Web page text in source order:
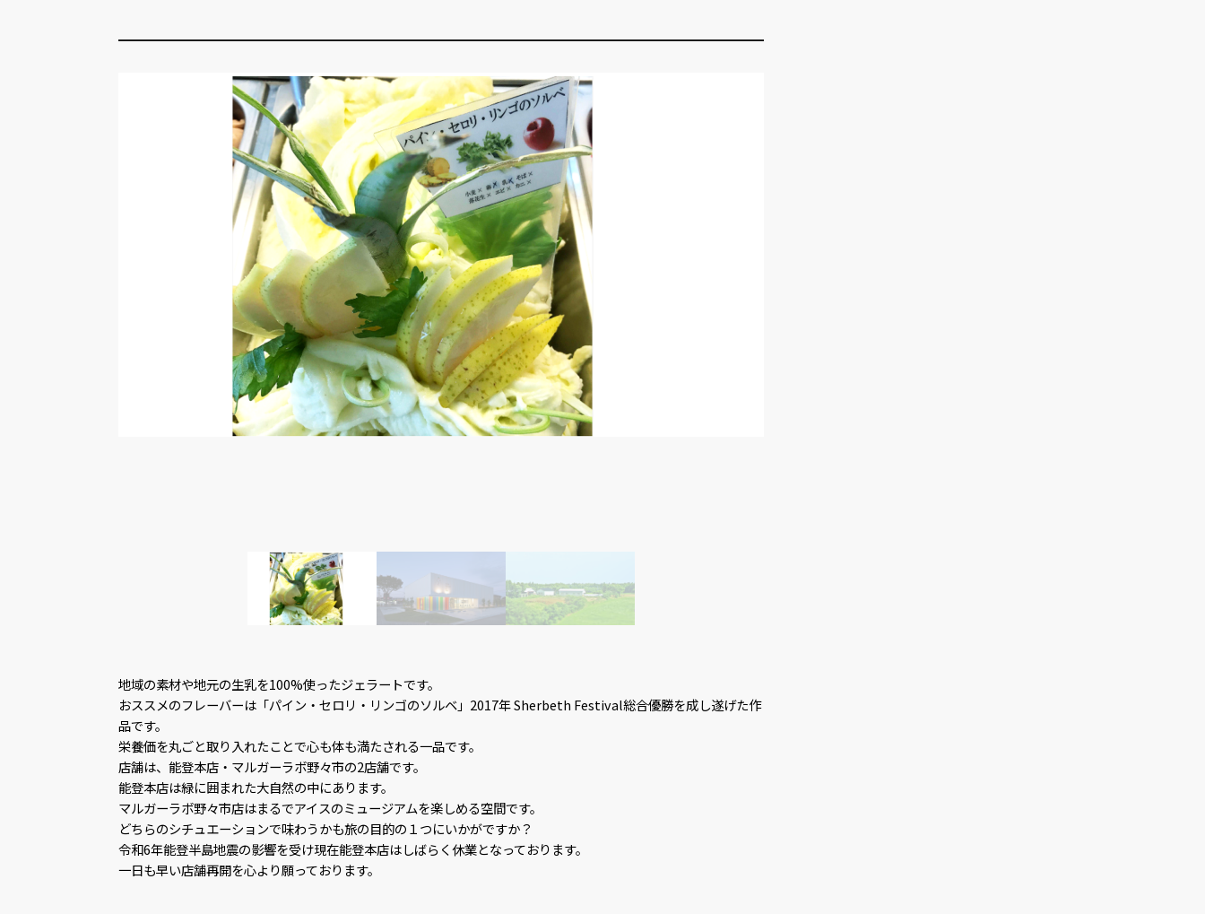
地域の素材や地元の生乳を100%使ったジェラートです。
おススメのフレーバーは「パイン・セロリ・リンゴのソルベ」2017年 Sherbeth Festival総合優勝を成し遂げた作
品です。
栄養価を丸ごと取り入れたことで心も体も満たされる一品です。
店舗は、能登本店・マルガーラボ野々市の2店舗です。
能登本店は緑に囲まれた大自然の中にあります。
マルガーラボ野々市店はまるでアイスのミュージアムを楽しめる空間です。
どちらのシチュエーションで味わうかも旅の目的の１つにいかがですか？
令和6年能登半島地震の影響を受け現在能登本店はしばらく休業となっております。
一日も早い店舗再開を心より願っております。